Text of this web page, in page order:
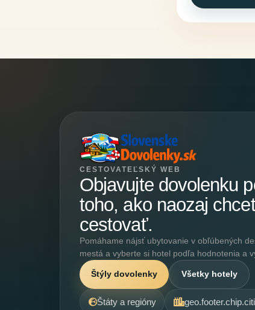
CESTOVATEĽSKÝ WEB
Objavujte dovolenku
toho, ako naozaj
cestovať.
Pomáhame nájsť ubytovanie v obľúbených
mestá a vyberte si hotel podľa hodnotenia a
Štýly dovolenky Všetky hotely
Štáty a regióny